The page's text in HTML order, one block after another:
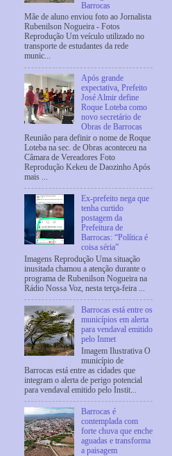
Barrocas
Mãe de aluno enviou foto ao Jornalista
Rubenilson Nogueira - Fotos
Reprodução Um veículo utilizado no
transporte de estudantes da rede
munic...
Após grande
expectativa, Prefeito
José Almir define
Roque Loteba como
novo secretário de
Obras de Barrocas
Reunião para definir o nome de Roque
Loteba na sec. de Obras aconteceu na
Câmara de Vereadores Foto
Reprodução Kekeu de Daozinho Após
mais ...
Ex-prefeito nega que
tenha curtido
postagem da
Prefeitura de
Barrocas: “Política é
coisa séria”
Imagens Reprodução Uma situação
inusitada chamou a atenção durante o
programa de Rubenilson Nogueira na
Rádio Nossa Voz, nesta terça-feira ...
Barrocas está entre os
municípios em alerta
para vendaval emitido
pelo Inmet
Imagem Ilustrativa O
município de
Barrocas está entre as cidades que
integram o alerta de perigo potencial
para vendaval emitido pelo Instit...
Barrocas é
contemplada com
forte chuva que enche
aguadas e transforma
a paisagem